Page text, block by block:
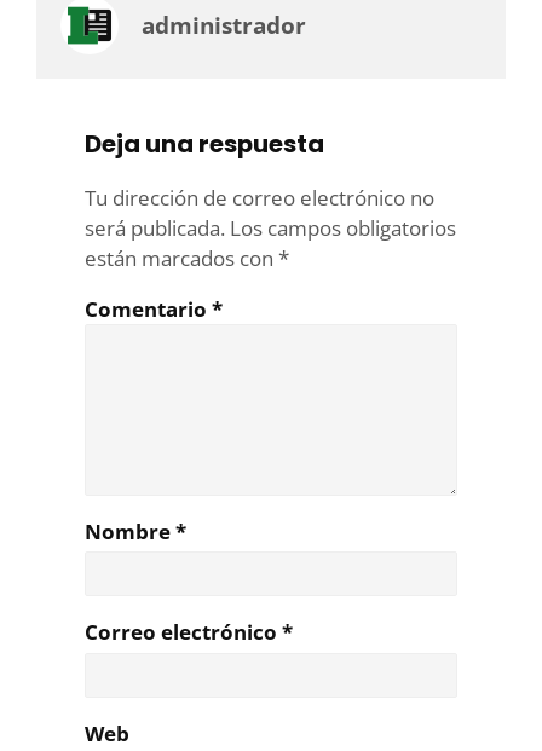
administrador
Deja una respuesta
Tu dirección de correo electrónico no
será publicada. Los campos obligatorios
están marcados con *
Comentario *
Nombre*
Correo electrónico *
Web